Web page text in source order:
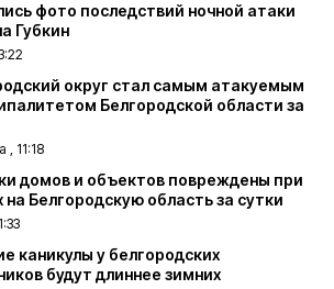
фото последствий ночной атаки
Губкин
округ стал самым атакуемым
Белгородской области за
, 11:18
домов и объектов повреждены при
на Белгородскую область за сутки
каникулы у белгородских
будут длиннее зимних